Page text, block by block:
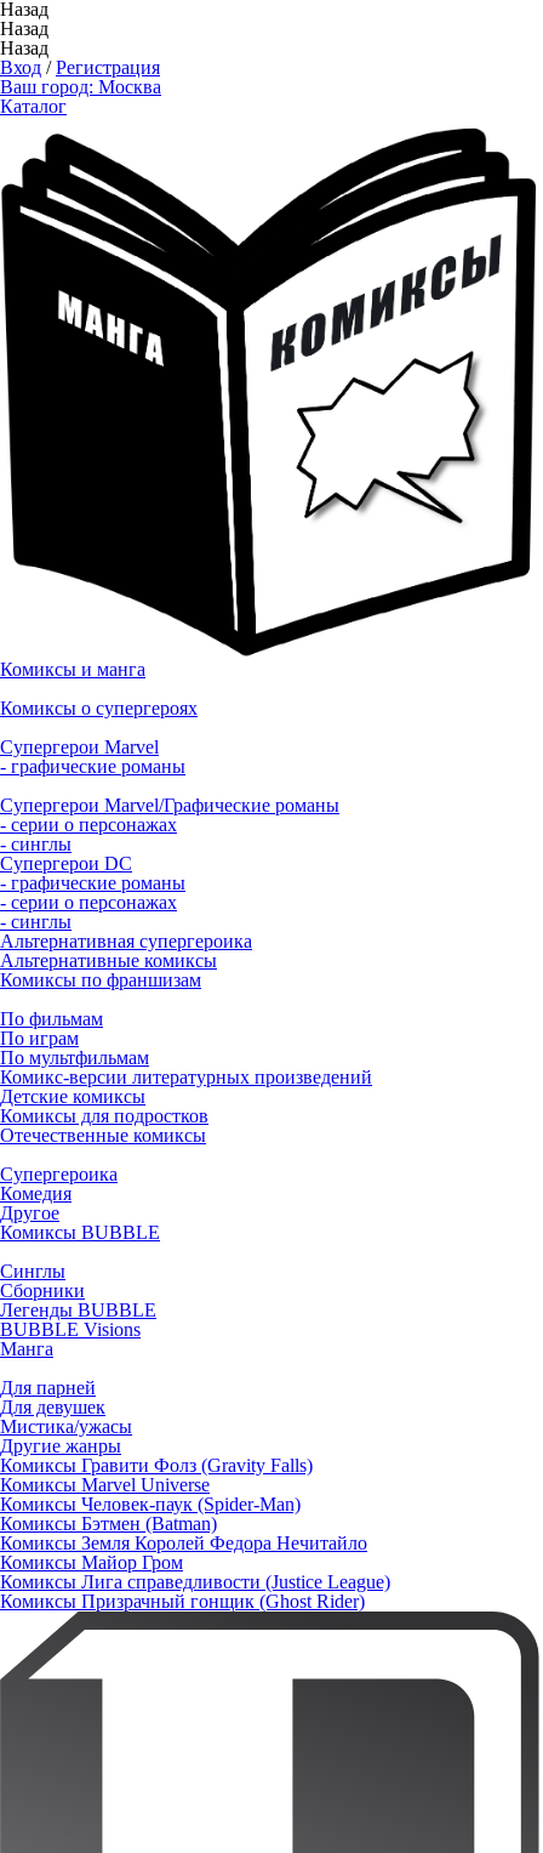
Назад
Назад
Назад
Вход /Регистрация
Ваш город: Москва
Каталог
Комиксы и манга
Комиксы о супергероях
Супергерои Marvel
- графические романы
Супергерои Marvel/Графические романы
- серии о персонажах
- синглы
Супергерои DC
- графические романы
- серии о персонажах
- синглы
Альтернативная супергероика
Альтернативные комиксы
Комиксы по франшизам
По фильмам
По играм
По мультфильмам
Комикс-версии литературных произведений
Детские комиксы
Комиксы для подростков
Отечественные комиксы
Супергероика
Комедия
Другое
Комиксы BUBBLE
Синглы
Сборники
Легенды BUBBLE
BUBBLE Visions
Манга
Для парней
Для девушек
Мистика/ужасы
Другие жанры
Комиксы Гравити Фолз (Gravity Falls)
Комиксы Marvel Universe
Комиксы Человек-паук (Spider-Man)
Комиксы Бэтмен (Batman)
Комиксы Земля Королей Федора Нечитайло
Комиксы Майор Гром
Комиксы Лига справедливости (Justice League)
Комиксы Призрачный гонщик (Ghost Rider)